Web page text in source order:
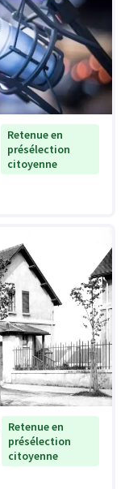
Retenue en
présélection
citoyenne
Retenue en
présélection
citoyenne